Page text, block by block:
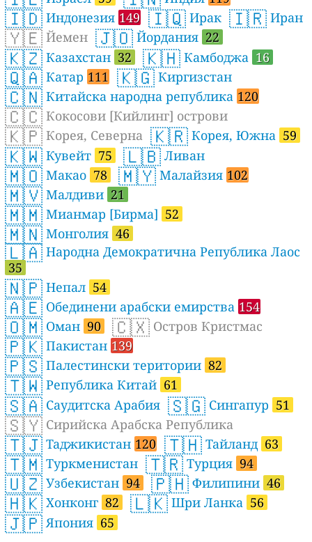
🇮🇩 Индонезия 149 🇮🇶 Ирак 🇮🇷 Иран
🇾🇪 Йемен 🇯🇴 Йордания 22
🇰🇿 Казахстан 32 🇰🇭 Камбоджа 16
🇶🇦 Катар 111 🇰🇬 Киргизстан
🇨🇳 Китайска народна република 120
🇨🇨 Кокосови [Кийлинг] острови
🇰🇵 Корея, Северна 🇰🇷 Корея, Южна 59
🇰🇼 Кувейт 75 🇱🇧 Ливан
🇲🇴 Макао 78 🇲🇾 Малайзия 102
🇲🇻 Малдиви 21
🇲🇲 Мианмар [Бирма] 52
🇲🇳 Монголия 46
🇱🇦 Народна Демократична Република Лаос
35
🇳🇵 Непал 54
🇦🇪 Обединени арабски емирства 154
🇴🇲 Оман 90 🇨🇽 Остров Кристмас
🇵🇰 Пакистан 139
🇵🇸 Палестински територии 82
🇹🇼 Република Китай 61
🇸🇦 Саудитска Арабия 🇸🇬 Сингапур 51
🇸🇾 Сирийска Арабска Република
🇹🇯 Таджикистан 120 🇹🇭 Тайланд 63
🇹🇲 Туркменистан 🇹🇷 Турция 94
🇺🇿 Узбекистан 94 🇵🇭 Филипини 46
🇭🇰 Хонконг 82 🇱🇰 Шри Ланка 56
🇯🇵 Япония 65